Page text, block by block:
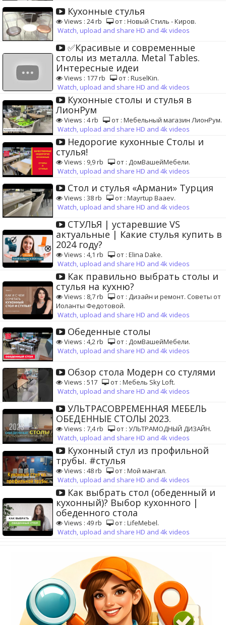
Кухонные стулья
Views : 24 rb
от : Новый Стиль - Киров.
Watch, upload and share HD and 4k videos
✅Красивые и современные
столы из металла. Metal Tables.
Интересные идеи
Views : 177 rb
от : RuselKin.
Watch, upload and share HD and 4k videos
Кухонные столы и стулья в
ЛионРум
Views : 4 rb
от : Мебельный магазин ЛионРум.
Watch, upload and share HD and 4k videos
Недорогие кухонные Столы и
стулья!
Views : 9,9 rb
от : ДомВашейМебели.
Watch, upload and share HD and 4k videos
Стол и стулья «Армани» Турция
Views : 38 rb
от : Mayrtup Baaev.
Watch, upload and share HD and 4k videos
СТУЛЬЯ | устаревшие VS
актуальные | Какие стулья купить в
2024 году?
Views : 4,1 rb
от : Elina Dake.
Watch, upload and share HD and 4k videos
Как правильно выбрать столы и
стулья на кухню?
Views : 8,7 rb
от : Дизайн и ремонт. Советы от
Иоланты Федотовой.
Watch, upload and share HD and 4k videos
Обеденные столы
Views : 4,2 rb
от : ДомВашейМебели.
Watch, upload and share HD and 4k videos
Обзор стола Модерн со стулями
Views : 517
от : Мебель Sky Loft.
Watch, upload and share HD and 4k videos
УЛЬТРАСОВРЕМЕННАЯ МЕБЕЛЬ
ОБЕДЕННЫЕ СТОЛЫ 2023.
Views : 7,4 rb
от : УЛЬТРАМОДНЫЙ ДИЗАЙН.
Watch, upload and share HD and 4k videos
Кухонный стул из профильной
трубы. #стулья
Views : 48 rb
от : Мой мангал.
Watch, upload and share HD and 4k videos
Как выбрать стол (обеденный и
кухонный)? Выбор кухонного |
обеденного стола
Views : 49 rb
от : LifeMebel.
Watch, upload and share HD and 4k videos